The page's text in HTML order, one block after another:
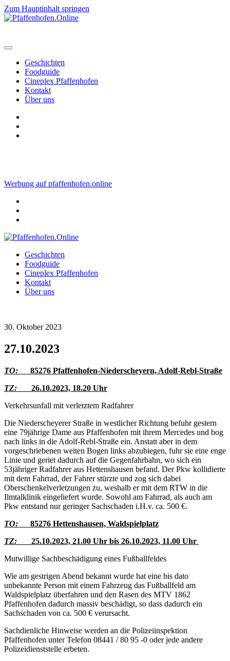
Zum Hauptinhalt springen
Geschichten
Foodguide
Cineplex Pfaffenhofen
Kontakt
Über uns
Werbung auf pfaffenhofen.online
Geschichten
Foodguide
Cineplex Pfaffenhofen
Kontakt
Über uns
30. Oktober 2023
27.10.2023
TO:
85276 Pfaffenhofen-Niederscheyern, Adolf-Rebl-Straße
TZ:
26.10.2023, 18.20 Uhr
Verkehrsunfall mit verletztem Radfahrer
Die Niederscheyerer Straße in westlicher Richtung befuhr gestern
eine 79jährige Dame aus Pfaffenhofen mit ihrem Mercedes und bog
nach links in die Adolf-Rebl-Straße ein. Anstatt aber in dem
vorgeschriebenen weiten Bogen links abzubiegen, fuhr sie eine enge
Linie und geriet dadurch auf die Gegenfahrbahn, wo sich ein
53jähriger Radfahrer aus Hettenshausen befand. Der Pkw kollidierte
mit dem Fahrrad, der Fahrer stürzte und zog sich dabei
Oberschenkelverletzungen zu, weshalb er mit dem RTW in die
Ilmtalklinik eingeliefert wurde. Sowohl am Fahrrad, als auch am
Pkw entstand nur geringer Sachschaden i.H.v. ca. 500 €.
TO:
85276 Hettenshausen, Waldspielplatz
TZ:
25.10.2023, 21.00 Uhr bis 26.10.2023, 11.00 Uhr
Mutwillige Sachbeschädigung eines Fußballfeldes
Wie am gestrigen Abend bekannt wurde hat eine bis dato
unbekannte Person mit einem Fahrzeug das Fußballfeld am
Waldspielplatz überfahren und den Rasen des MTV 1862
Pfaffenhofen dadurch massiv beschädigt, so dass dadurch ein
Sachschaden von ca. 500 € verursacht.
Sachdienliche Hinweise werden an die Polizeiinspektion
Pfaffenhofen unter Telefon 08441 / 80 95 -0 oder jede andere
Polizeidienststelle erbeten.